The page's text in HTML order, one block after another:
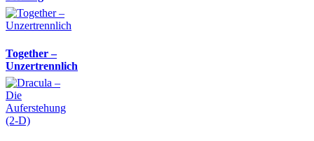
Together –
Unzertrennlich